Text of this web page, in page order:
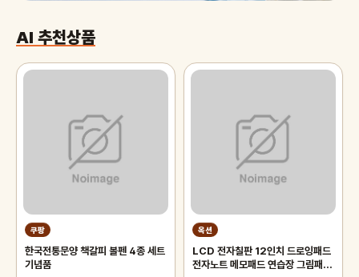
AI 추천상품
쿠팡
한국전통문양 책갈피 볼펜 4종 세트
기념품
옥션
LCD 전자칠판 12인치 드로잉패드
전자노트 메모패드 연습장 그림패